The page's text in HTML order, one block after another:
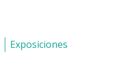
Exposiciones